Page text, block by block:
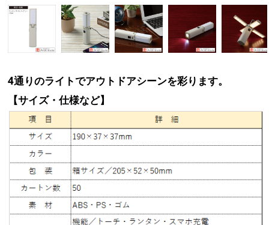
4通りのライトでアウトドアシーンを彩ります。
【サイズ・仕様など】